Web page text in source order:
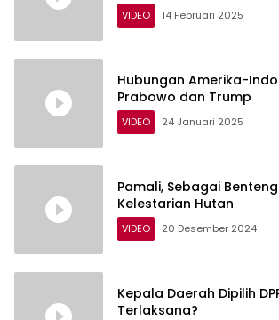
VIDEO 14 Februari 2025
Hubungan Amerika-
Prabowo dan Trump
VIDEO 24 Januari 2025
Pamali, Sebagai
Kelestarian Hutan
VIDEO 20 Desember 2024
Kepala Daerah Dipilih
Terlaksana?